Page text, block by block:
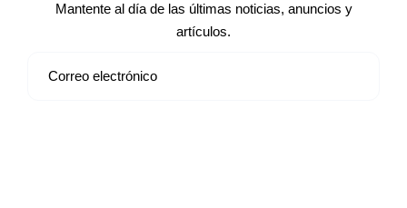
Mantente al día de las últimas noticias, anuncios y
artículos.